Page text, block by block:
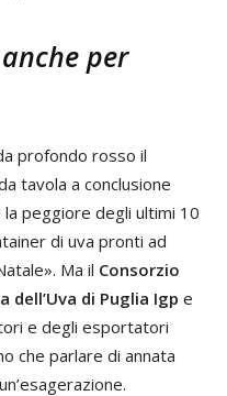
per
profondo rosso il
tavola a conclusione
peggiore degli ultimi 10
di uva pronti ad
Ma il Consorzio
di Puglia Igp e
e degli esportatori
che parlare di annata